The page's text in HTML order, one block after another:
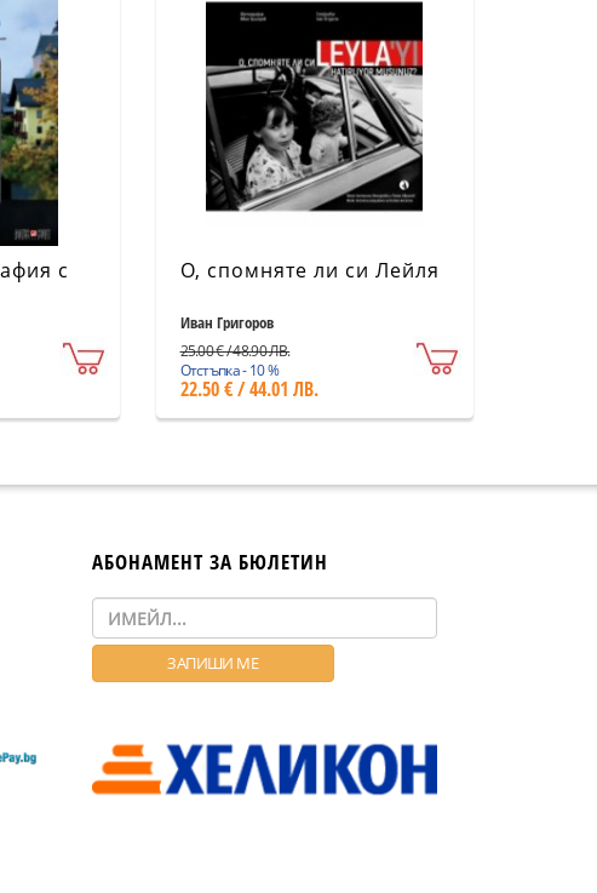
с
О, спомняте ли си Лейля
Иван Григоров
25.00 € / 48.90 ЛВ.
Отстъпка - 10 %
22.50 € / 44.01 ЛВ.
АБОНАМЕНТ ЗА БЮЛЕТИН